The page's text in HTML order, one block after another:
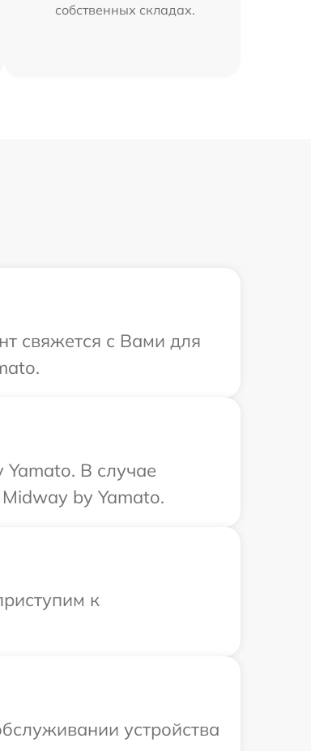
собственных складах.
свяжется с Вами для
В случае
by Yamato.
к
устройства